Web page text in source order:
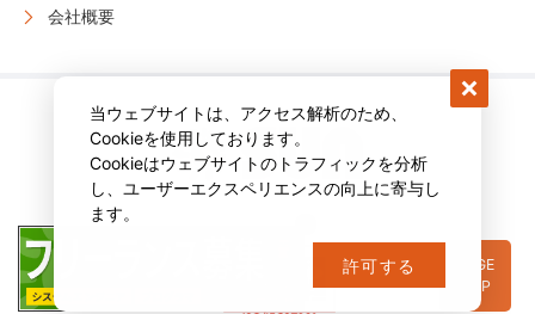
会社概要
当ウェブサイトは、アクセス解析のため、
Cookieを使用しております。
Cookieはウェブサイトのトラフィックを分析
し、ユーザーエクスペリエンスの向上に寄与し
ます。
許可する
PAGE
TOP